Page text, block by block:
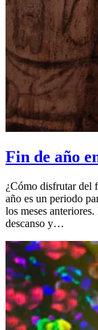
Fin de año
¿Cómo disfrutar del
año es un periodo
los meses
descanso y…